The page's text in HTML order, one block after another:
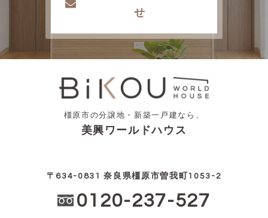
せ
橿原市の分譲地・新築一戸建なら、
美興ワールドハウス
〒634-0831 奈良県橿原市曽我町1053-2
0120-237-527